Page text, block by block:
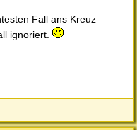
Fall ans Kreuz
ignoriert.